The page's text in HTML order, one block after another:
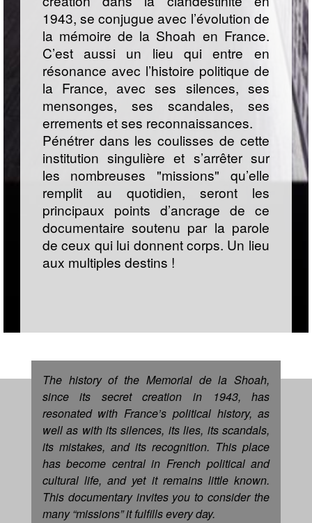
1943, se conjugue avec l’évolution de
la mémoire de la Shoah en France.
C’est aussi un lieu qui entre en
résonance avec l’histoire politique de
la France, avec ses silences, ses
mensonges, ses scandales, ses
errements et ses reconnaissances.
Pénétrer dans les coulisses de cette
institution singulière et s’arrêter sur
les nombreuses "missions" qu’elle
remplit au quotidien, seront les
principaux points d’ancrage de ce
documentaire soutenu par la parole
de ceux qui lui donnent corps. Un lieu
aux multiples destins !
The history of the Memorial de la Shoah,
since its secret creation in 1943, has
resonated with France’s political history, as
well as with its silences, its lies, its scandals,
its mistakes, and its recognition. This place
has become central in French political and
cultural life, and yet it remains little known.
This documentary invites you to consider the
many “missions” it fulfills every day.